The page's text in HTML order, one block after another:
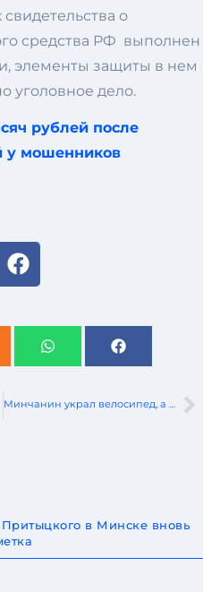
о
средства РФ выполнен
элементы защиты в нем
уголовное дело.
рублей после
у мошенников
Минчанин украл велосипед, а потом выкинул его в окно
в Минске вновь